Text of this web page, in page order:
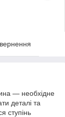
— необхідне
деталі та
ступінь